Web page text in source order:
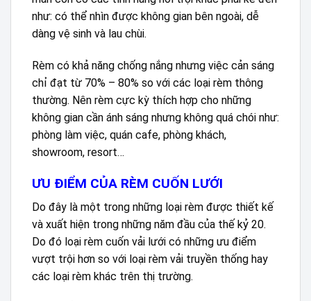
như: có thể nhìn được không gian bên ngoài, dễ
dàng vệ sinh và lau chùi.
Rèm có khả năng chống nắng nhưng việc cản sáng
chỉ đạt từ 70% – 80% so với các loại rèm thông
thường. Nên rèm cực kỳ thích hợp cho những
không gian cần ánh sáng nhưng không quá chói như:
phòng làm việc, quán cafe, phòng khách,
showroom, resort…
ƯU ĐIỂM CỦA RÈM CUỐN LƯỚI
Do đây là một trong những loại rèm được thiết kế
và xuất hiện trong những năm đầu của thế kỷ 20.
Do đó loại rèm cuốn vải lưới có những ưu điểm
vượt trội hơn so với loại rèm vải truyền thống hay
các loại rèm khác trên thị trường.